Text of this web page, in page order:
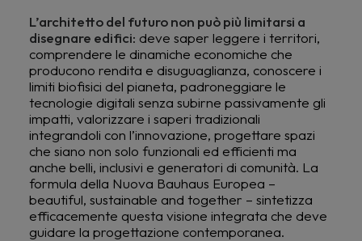
L’architetto del futuro non può più limitarsi a
disegnare edifici: deve saper leggere i territori,
comprendere le dinamiche economiche che
producono rendita e disuguaglianza, conoscere i
limiti biofisici del pianeta, padroneggiare le
tecnologie digitali senza subirne passivamente gli
impatti, valorizzare i saperi tradizionali
integrandoli con l’innovazione, progettare spazi
che siano non solo funzionali ed efficienti ma
anche belli, inclusivi e generatori di comunità. La
formula della Nuova Bauhaus Europea –
beautiful, sustainable and together – sintetizza
efficacemente questa visione integrata che deve
guidare la progettazione contemporanea.